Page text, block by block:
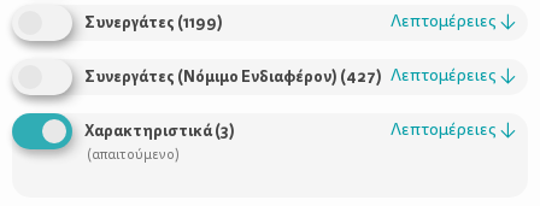
Χρήσιμοι Σύνδεσμοι
Τι είναι το ΔΕΛΤΑ moms
Συνεργάτες (1199) Λεπτομέρειες ↓
Συνεργάτες (Νόμιμο Ενδιαφέρον) (427) Λεπτομέρειες ↓
Χαρακτηριστικά(3)
(απαιτούμενο)
Λεπτομέρειες ↓